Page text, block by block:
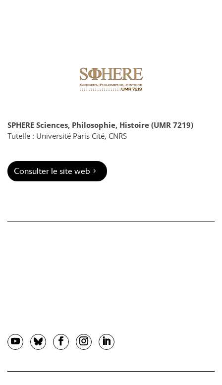
SPHERE Sciences, Philosophie, Histoire (UMR 7219)
Tutelle : Université Paris Cité, CNRS
Consulter le site web